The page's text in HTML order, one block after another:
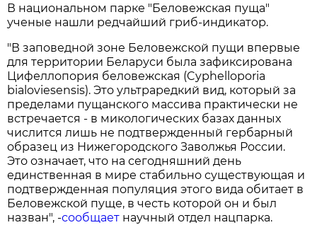
В национальном парке "Беловежская пуща"
ученые нашли редчайший гриб-индикатор.
"В заповедной зоне Беловежской пущи впервые
для территории Беларуси была зафиксирована
Цифеллопория беловежская (Cyphelloporia
bialoviesensis). Это ультраредкий вид, который за
пределами пущанского массива практически не
встречается - в микологических базах данных
числится лишь не подтвержденный гербарный
образец из Нижегородского Заволжья России.
Это означает, что на сегодняшний день
единственная в мире стабильно существующая и
подтвержденная популяция этого вида обитает в
Беловежской пуще, в честь которой он и был
назван", -сообщает научный отдел нацпарка.